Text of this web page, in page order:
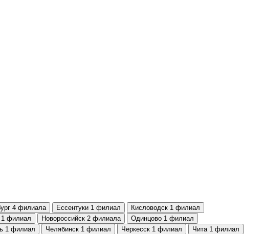
4 филиала Ессентуки 1 филиал Кисловодск 1 филиал
1 филиал Новороссийск 2 филиала Одинцово 1 филиал
1 филиал Челябинск 1 филиал Черкесск 1 филиал Чита 1 филиал